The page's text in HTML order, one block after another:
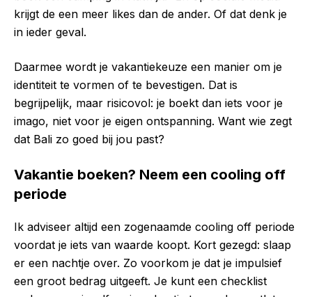
krijgt de een meer likes dan de ander. Of dat denk je
in ieder geval.
Daarmee wordt je vakantiekeuze een manier om je
identiteit te vormen of te bevestigen. Dat is
begrijpelijk, maar risicovol: je boekt dan iets voor je
imago, niet voor je eigen ontspanning. Want wie zegt
dat Bali zo goed bij jou past?
Vakantie boeken? Neem een cooling off
periode
Ik adviseer altijd een zogenaamde cooling off periode
voordat je iets van waarde koopt. Kort gezegd: slaap
er een nachtje over. Zo voorkom je dat je impulsief
een groot bedrag uitgeeft. Je kunt een checklist